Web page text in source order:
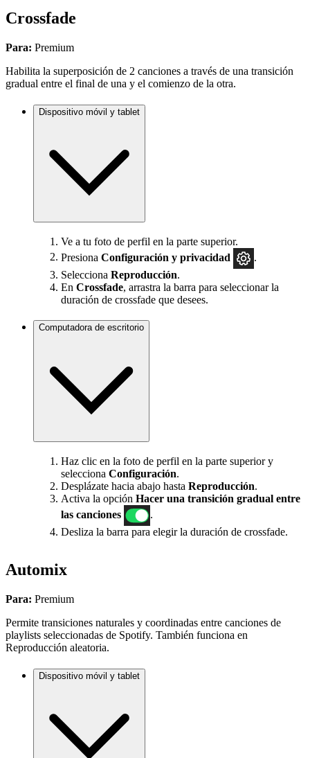
Crossfade
Para: Premium
Habilita la superposición de 2 canciones a través de una transición
gradual entre el final de una y el comienzo de la otra.
Dispositivo móvil y tablet
Ve a tu foto de perfil en la parte superior.
Presiona Configuración y privacidad
Selecciona Reproducción.
En Crossfade, arrastra la barra para seleccionar la
duración de crossfade que desees.
Computadora de escritorio
Haz clic en la foto de perfil en la parte superior y
selecciona Configuración.
Desplázate hacia abajo hasta Reproducción.
Activa la opción Hacer una transición gradual entre
las canciones
.
Desliza la barra para elegir la duración de crossfade.
Automix
Para: Premium
Permite transiciones naturales y coordinadas entre canciones de
playlists seleccionadas de Spotify. También funciona en
Reproducción aleatoria.
Dispositivo móvil y tablet